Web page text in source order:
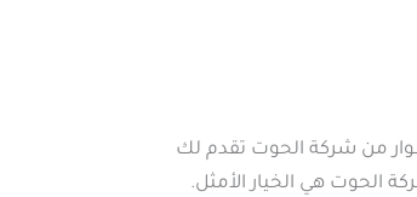
من شركة الحوت تقدم لك
الحوت هي الخيار الأمثل.